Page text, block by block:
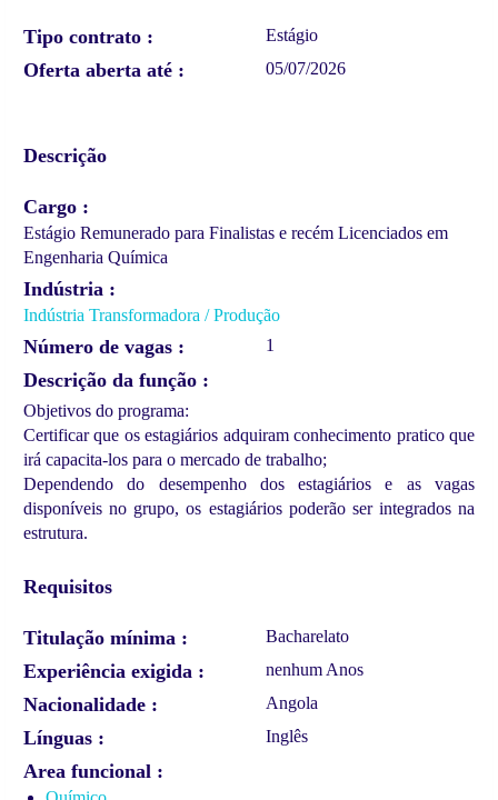
Tipo contrato Estágio
Oferta aberta até 05/07/2026
Descrição
Cargo
Estágio Remunerado para Finalistas e recém Licenciados em
Engenharia Química
Indústria
Indústria Transformadora / Produção
Número de vagas 1
Descrição da função
Objetivos do programa:
Certificar que os estagiários adquiram conhecimento pratico que
irá capacita-los para o mercado de trabalho;
Dependendo do desempenho dos estagiários e as vagas
disponíveis no grupo, os estagiários poderão ser integrados na
estrutura.
Requisitos
Titulação mínima Bacharelato
Experiência exigida nenhum Anos
Nacionalidade Angola
Línguas Inglês
Area funcional